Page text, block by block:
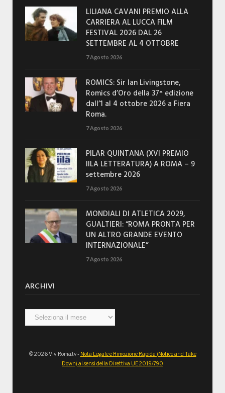
LILIANA CAVANI PREMIO ALLA
CARRIERA AL LUCCA FILM
FESTIVAL 2026 DAL 26
SETTEMBRE AL 4 OTTOBRE
7 Agosto 2026
ROMICS: Sir Ian Livingstone,
Romics d’Oro della 37^ edizione
dall’1 al 4 ottobre 2026 a Fiera
Roma.
7 Agosto 2026
PILAR QUINTANA (XVI PREMIO
IILA LETTERATURA) A ROMA – 9
settembre 2026
7 Agosto 2026
MONDIALI DI ATLETICA 2029,
GUALTIERI: “ROMA PRONTA PER
UN ALTRO GRANDE EVENTO
INTERNAZIONALE”
7 Agosto 2026
ARCHIVI
Archivi
© 2026 ViviRoma.tv - Nota Legale e Rimozione Rapida (Notice and Take
Down) ai sensi della Direttiva UE 2019/790